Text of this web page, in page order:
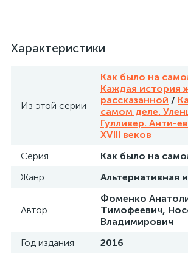
Характеристики
Из этой серии
Как было на
Каждая история
рассказанной /
самом деле.
Гулливер. Анти-
XVIII веков
Серия
Как было на
Жанр
Альтернативная
Автор
Фоменко
Тимофеевич,
Владимирович
Год издания
2016